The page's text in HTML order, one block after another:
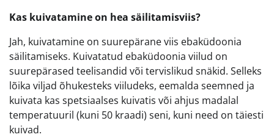
Kas kuivatamine on hea säilitamisviis?
Jah, kuivatamine on suurepärane viis ebaküdoonia
säilitamiseks. Kuivatatud ebaküdoonia viilud on
suurepärased teelisandid või tervislikud snäkid. Selleks
lõika viljad õhukesteks viiludeks, eemalda seemned ja
kuivata kas spetsiaalses kuivatis või ahjus madalal
temperatuuril (kuni 50 kraadi) seni, kuni need on täiesti
kuivad.